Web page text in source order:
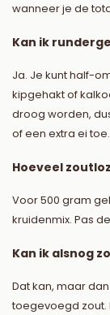
wanneer je de
Kan ik
Ja. Je kunt half-
kipgehakt of
droog worden,
of een extra ei toe.
Hoeveel
Voor 500 gram
kruidenmix. Pas
Kan ik alsnog
Dat kan, maar
toegevoegd